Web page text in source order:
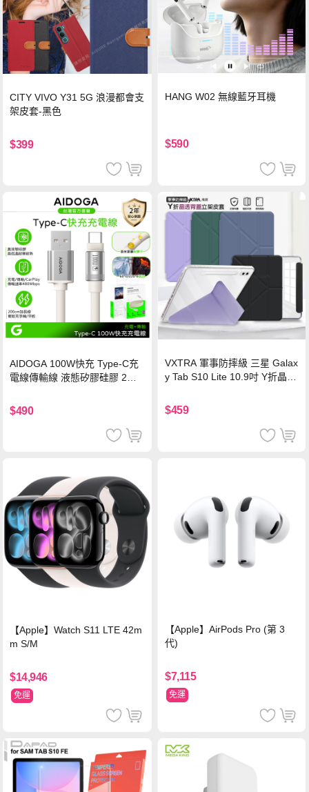
CITY VIVO Y31 5G 浪漫都會支
架皮套-黑色
$399
HANG W02 無線藍牙耳機
$590
AIDOGA 100W快充 Type-C充
電線傳輸線 液態矽膠硅膠 2M
$490
VXTRA 軍事防摔級 三星 Galax
y Tab S10 Lite 10.9吋 Y折晶透
$459
【Apple】Watch S11 LTE 42m
m S/M
$14,946
免運
【Apple】AirPods Pro (第 3
代)
$7,115
免運